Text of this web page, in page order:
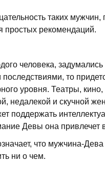
таких мужчин,
простых рекомендаций.
человека, задумались
то
уровня. Театры,
недалекой и скучной
поддержать
Девы она привлечет
что мужчина-
ни о чем.